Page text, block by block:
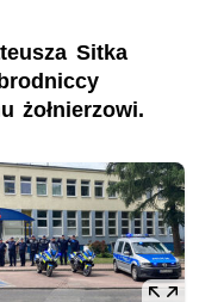
Sitka
żołnierzowi.